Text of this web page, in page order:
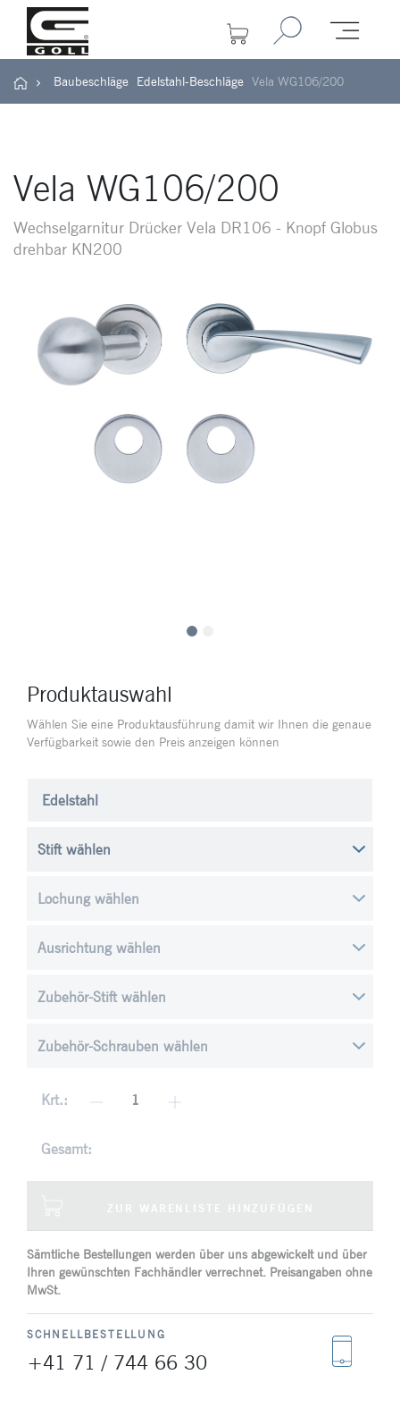
Baubeschläge Edelstahl-Beschläge Vela WG106/200
Vela WG106/200
Wechselgarnitur Drücker Vela DR106 - Knopf Globus
drehbar KN200
Produktauswahl
Wählen Sie eine Produktausführung damit wir Ihnen die genaue
Verfügbarkeit sowie den Preis anzeigen können
Edelstahl
Krt.:
Gesamt:
Sämtliche Bestellungen werden über uns abgewickelt und über
Ihren gewünschten Fachhändler verrechnet. Preisangaben ohne
MwSt.
SCHNELLBESTELLUNG
+41 71 / 744 66 30